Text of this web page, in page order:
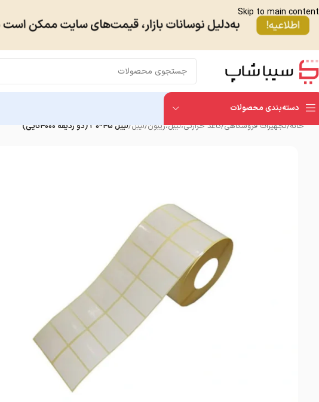
Skip to main content
دسته‌بندی محصولات
خانه/تجهیزات فروشگاهی/کاغذ حرارتی،لیبل،ریبون/لیبل/لیبل ۴۵*۳۰ (دو ردیفه ۴۰۰۰تایی)